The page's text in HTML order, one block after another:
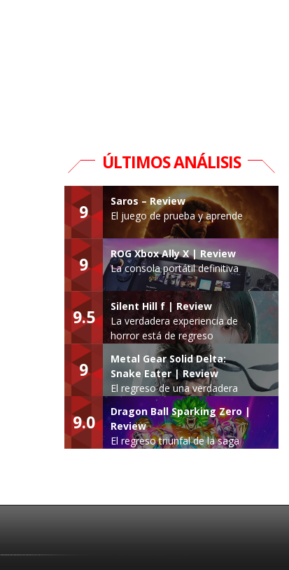
ÚLTIMOS ANÁLISIS
9
Saros – Review
El juego de prueba y aprende
9
ROG Xbox Ally X | Review
La consola portátil definitiva
9.5
Silent Hill f | Review
La verdadera experiencia de
horror está de regreso
9
Metal Gear Solid Delta:
Snake Eater | Review
El regreso de una verdadera
leyenda
9.0
Dragon Ball Sparking Zero |
Review
El regreso triunfal de la saga